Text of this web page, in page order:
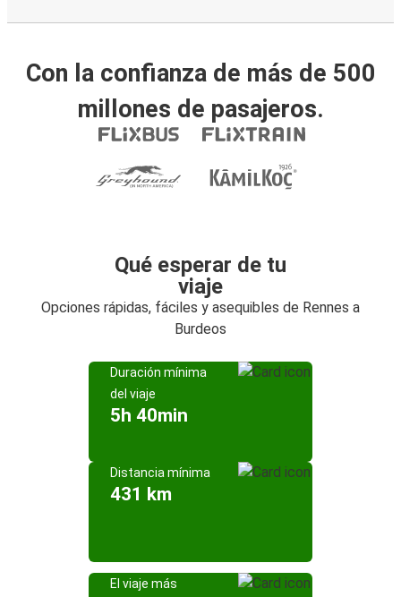
Con la confianza de más de 500
millones de pasajeros.
Qué esperar de tu
viaje
Opciones rápidas, fáciles y asequibles de Rennes a
Burdeos
Duración mínima
del viaje
5h 40min
Distancia mínima
431 km
El viaje más